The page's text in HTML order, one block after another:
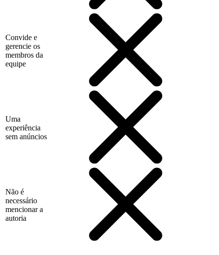
Convide e
gerencie os
membros da
equipe
Uma
experiência
sem anúncios
Não é
necessário
mencionar a
autoria